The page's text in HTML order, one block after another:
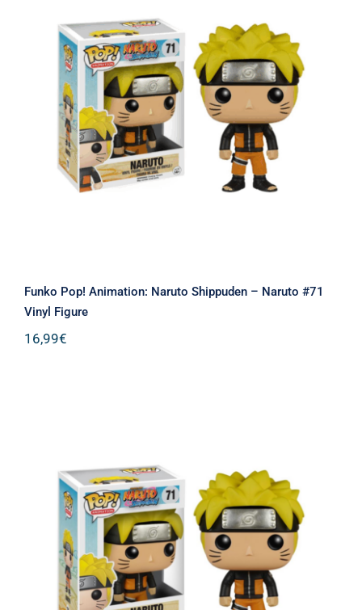
Funko Pop! Animation: Naruto
Shippuden – Naruto #71 Vinyl Figure
Funko Pop! Animation: Naruto Shippuden – Naruto #71
Vinyl Figure
16,99€
Funko Pop! Animation: Naruto
Shippuden – Naruto #71 Vinyl Figure